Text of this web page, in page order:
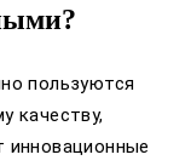
пользуются
качеству,